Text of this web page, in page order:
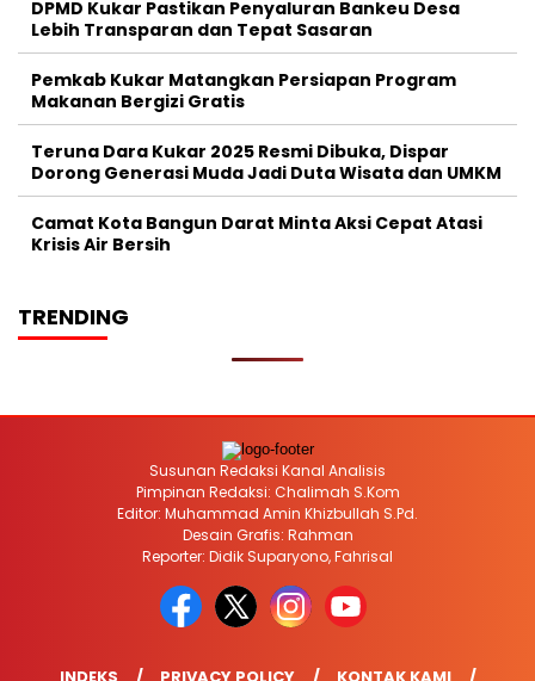
DPMD Kukar Pastikan Penyaluran Bankeu Desa
Lebih Transparan dan Tepat Sasaran
Pemkab Kukar Matangkan Persiapan Program
Makanan Bergizi Gratis
Teruna Dara Kukar 2025 Resmi Dibuka, Dispar
Dorong Generasi Muda Jadi Duta Wisata dan UMKM
Camat Kota Bangun Darat Minta Aksi Cepat Atasi
Krisis Air Bersih
TRENDING
Susunan Redaksi Kanal Analisis
Pimpinan Redaksi: Chalimah S.Kom
Editor: Muhammad Amin Khizbullah S.Pd.
Desain Grafis: Rahman
Reporter: Didik Suparyono, Fahrisal